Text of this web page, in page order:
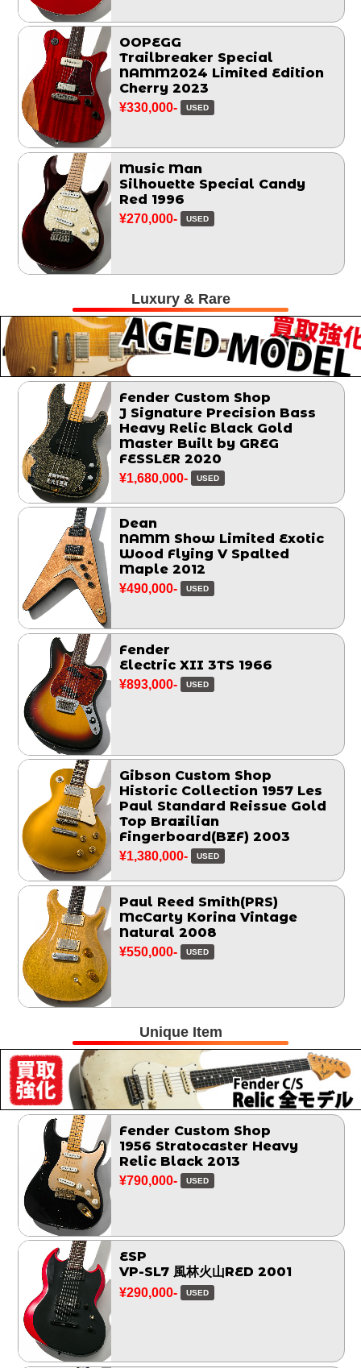
OOPEGG
Trailbreaker Special
NAMM2024 Limited Edition
Cherry 2023
¥330,000- USED
Music Man
Silhouette Special Candy
Red 1996
¥270,000- USED
Luxury & Rare
Fender Custom Shop
J Signature Precision Bass
Heavy Relic Black Gold
Master Built by GREG
FESSLER 2020
¥1,680,000- USED
Dean
NAMM Show Limited Exotic
Wood Flying V Spalted
Maple 2012
¥490,000- USED
Fender
Electric XII 3TS 1966
¥893,000- USED
Gibson Custom Shop
Historic Collection 1957 Les
Paul Standard Reissue Gold
Top Brazilian
Fingerboard(BZF) 2003
¥1,380,000- USED
Paul Reed Smith(PRS)
McCarty Korina Vintage
Natural 2008
¥550,000- USED
Unique Item
Fender Custom Shop
1956 Stratocaster Heavy
Relic Black 2013
¥790,000- USED
ESP
VP-SL7 風林火山RED 2001
¥290,000- USED